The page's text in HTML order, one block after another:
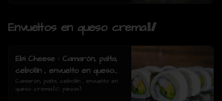
Envueltos en queso crema🥢
Ebi Cheese : Camarón, palta,
cebollín , envuelto en queso
crema.
Camarón, palta, cebollín , envuelto en
queso crema.(10 piezas)